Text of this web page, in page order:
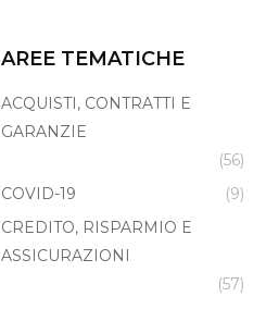
AREE TEMATICHE
ACQUISTI, CONTRATTI E
GARANZIE
(56)
COVID-19
(9)
CREDITO, RISPARMIO E
ASSICURAZIONI
(57)